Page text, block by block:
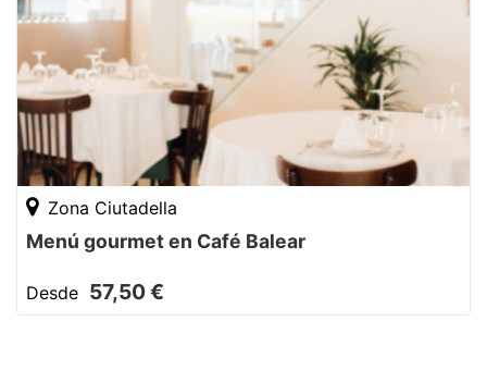
Zona Ciutadella
Menú gourmet en Café Balear
Desde 57,50 €